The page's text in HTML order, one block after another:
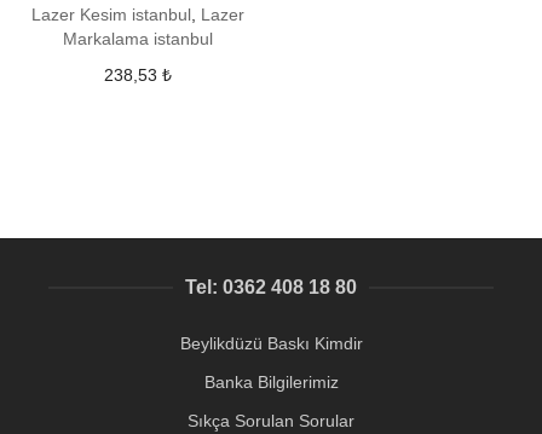
Lazer Kesim istanbul, Lazer
Markalama istanbul
238,53 ₺
Tel: 0362 408 18 80
Beylikdüzü Baskı Kimdir
Banka Bilgilerimiz
Sıkça Sorulan Sorular